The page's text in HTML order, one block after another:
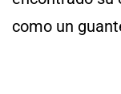
como un